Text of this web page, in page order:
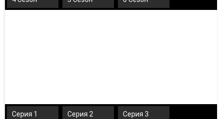
Серия 1 Серия 2 Серия 3